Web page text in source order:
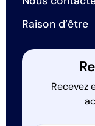
Raison d’être
Recevez